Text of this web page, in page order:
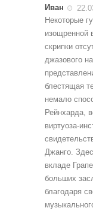
Иван
Некоторые
изощренной
скрипки
джазового
блестящая
немало
Рейнхарда,
виртуоза-
Джанго.
вкладе
больших
благодаря